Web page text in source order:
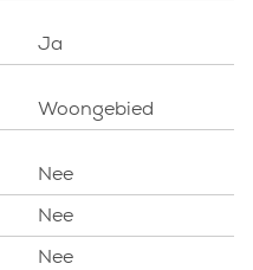
Ja
Woongebied
Nee
Nee
Nee